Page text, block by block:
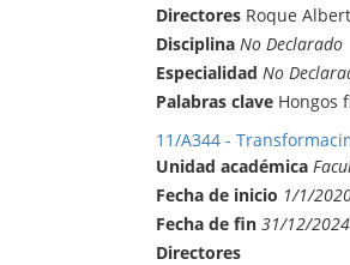
Directores Roque
Disciplina No Declarado
Especialidad No
Palabras clave Hongos
11/A344 -
Unidad académica
Fecha de inicio 1/1/
Fecha de fin 31/12/2024
Directores